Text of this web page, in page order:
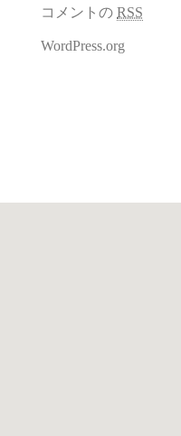
コメントの RSS
WordPress.org